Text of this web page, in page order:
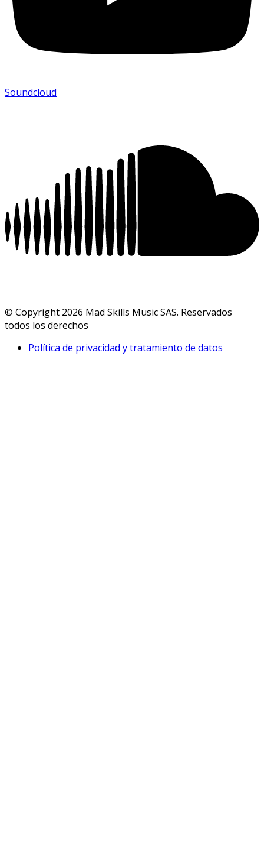
Soundcloud
© Copyright 2026 Mad Skills Music SAS. Reservados
todos los derechos
Política de privacidad y tratamiento de datos